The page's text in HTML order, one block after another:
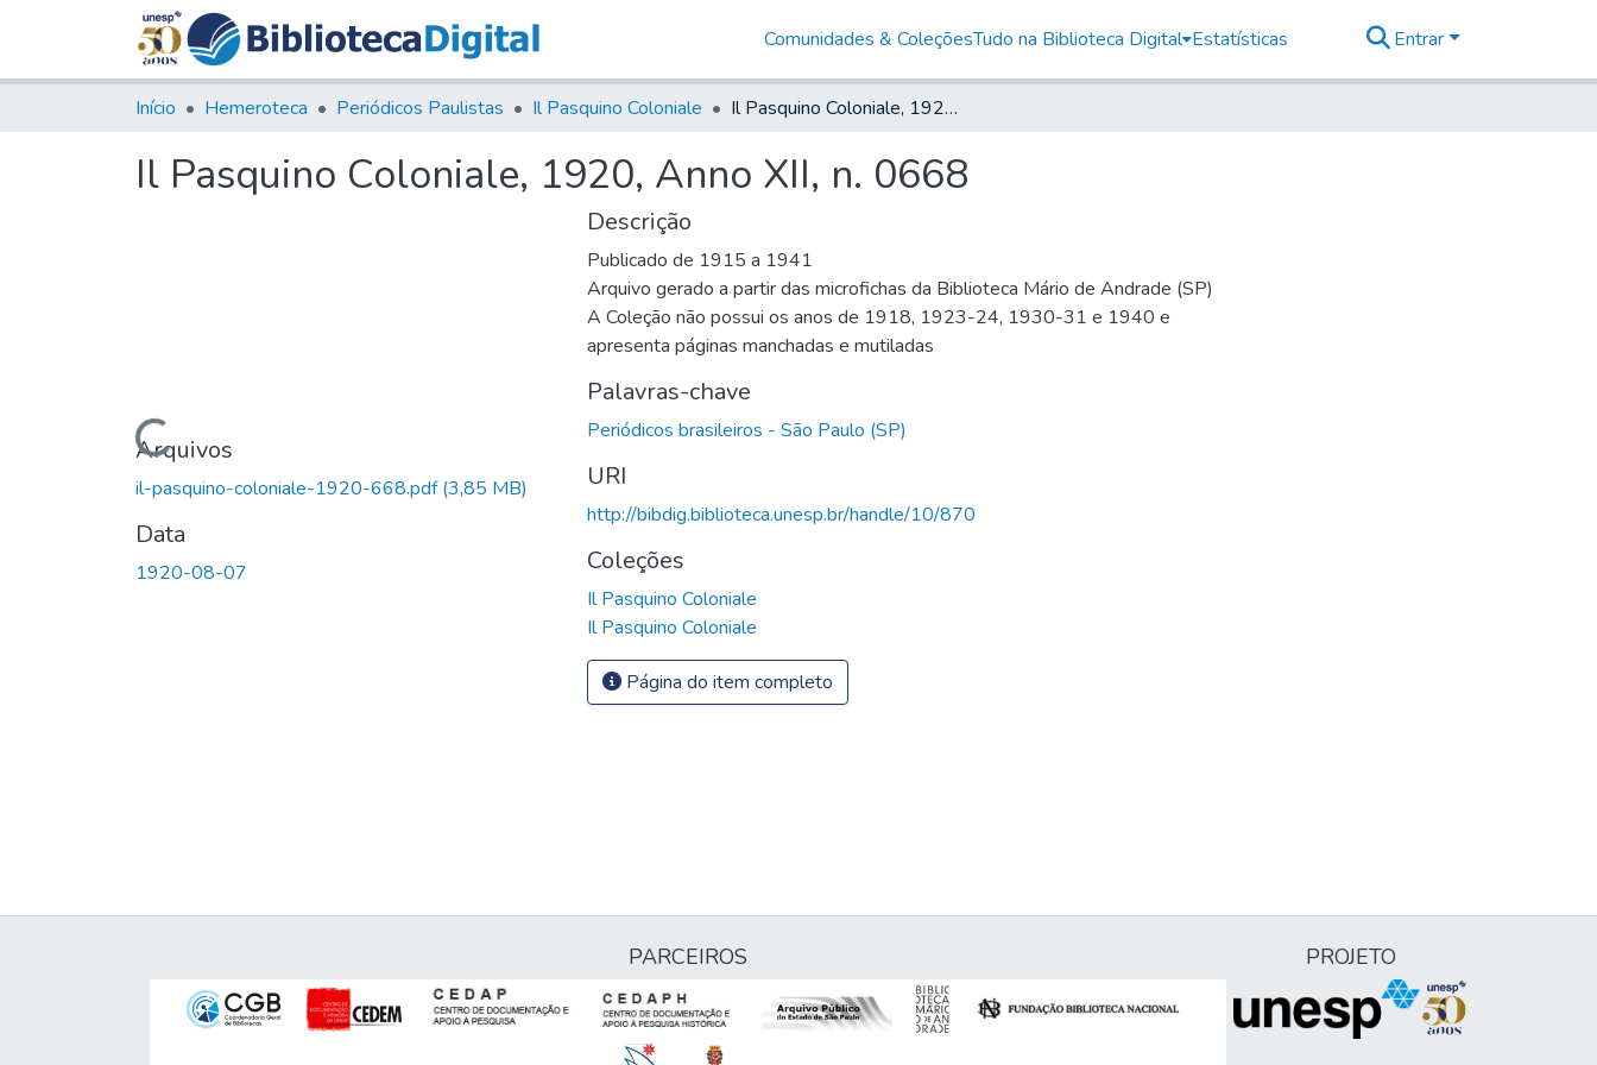
Comunidades & ColeçõesTudo na Biblioteca Digital Estatísticas Entrar
Início Hemeroteca Periódicos Paulistas Il Pasquino Coloniale Il Pasquino Coloniale, 1920, Anno XII, n. 0668
Il Pasquino Coloniale, 1920, Anno XII, n. 0668
Carregando...
Arquivos
il-pasquino-coloniale-1920-668.pdf(3,85 MB)
Data
1920-08-07
Descrição
Publicado de 1915 a 1941
Arquivo gerado a partir das microfichas da Biblioteca Mário de Andrade (SP)
A Coleção não possui os anos de 1918, 1923-24, 1930-31 e 1940 e
apresenta páginas manchadas e mutiladas
Palavras-chave
Periódicos brasileiros - São Paulo (SP)
URI
http://bibdig.biblioteca.unesp.br/handle/10/870
Coleções
Il Pasquino Coloniale
Il Pasquino Coloniale
Página do item completo
PARCEIROS PROJETO